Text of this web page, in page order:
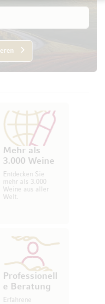
Mehr als
3.000 Weine
Entdecken Sie
mehr als 3.000
Weine aus aller
Welt.
Professionell
e Beratung
Erfahrene